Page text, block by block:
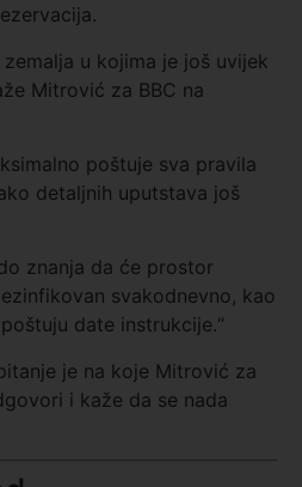
zemalja u kojima je još uvijek
Mitrović za BBC na
poštuje sva pravila
detaljnih uputstava još
znanja da će prostor
svakodnevno, kao
date instrukcije.“
je na koje Mitrović za
i kaže da se nada